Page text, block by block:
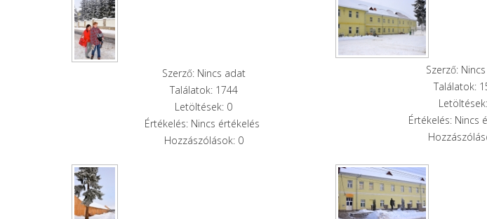
Szerző: Nincs adat
Találatok: 1744
Letöltések: 0
Értékelés: Nincs értékelés
Hozzászólások: 0
Szerző:
Találatok:
Értékelés: Nincs